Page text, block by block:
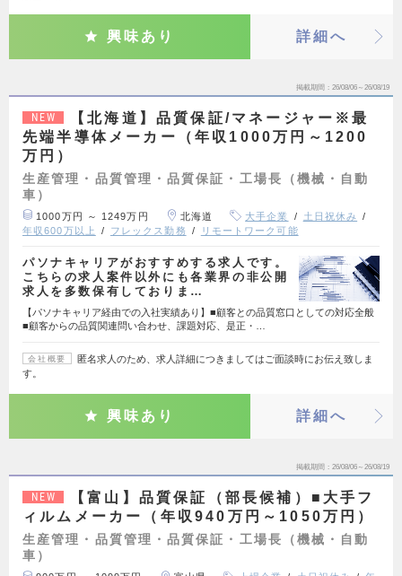
興味あり 詳細へ
掲載期間 26/08/06～26/08/19
NEW
【北海道】品質保証/マネージャー※最
先端半導体メーカー（年収1000万円～1200
万円）
生産管理・品質管理・品質保証・工場長（機械・自動
車）
1000万円 ～ 1249万円 北海道 大手企業
土日祝休み
年収600万以上
フレックス勤務 リモートワーク可能
パソナキャリアがおすすめする求人です。
こちらの求人案件以外にも各業界の非公開
求人を多数保有しておりま…
【パソナキャリア経由での入社実績あり】■顧客との品質窓口としての対応全般
■顧客からの品質関連問い合わせ、課題対応、是正・…
会社概要
匿名求人のため、求人詳細につきましてはご面談時にお伝え致しま
す。
興味あり 詳細へ
掲載期間 26/08/06～26/08/19
NEW
【富山】品質保証（部長候補）■大手フ
ィルムメーカー（年収940万円～1050万円）
生産管理・品質管理・品質保証・工場長（機械・自動
車）